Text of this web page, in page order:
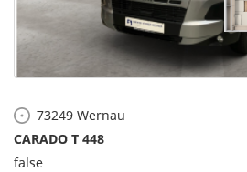
73249 Wernau
CARADO T 448
false